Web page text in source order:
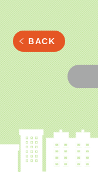
BACK